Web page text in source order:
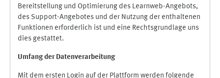
Bereitstellung und Optimierung des Learnweb-Angebots,
des Support-Angebotes und der Nutzung der enthaltenen
Funktionen erforderlich ist und eine Rechtsgrundlage uns
dies gestattet.
Umfang der Datenverarbeitung
Mit dem ersten Login auf der Plattform werden folgende